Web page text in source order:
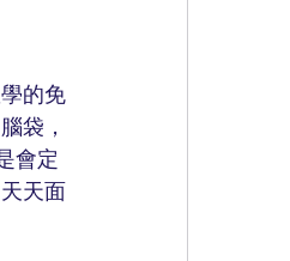
的免
袋，
會定
天面